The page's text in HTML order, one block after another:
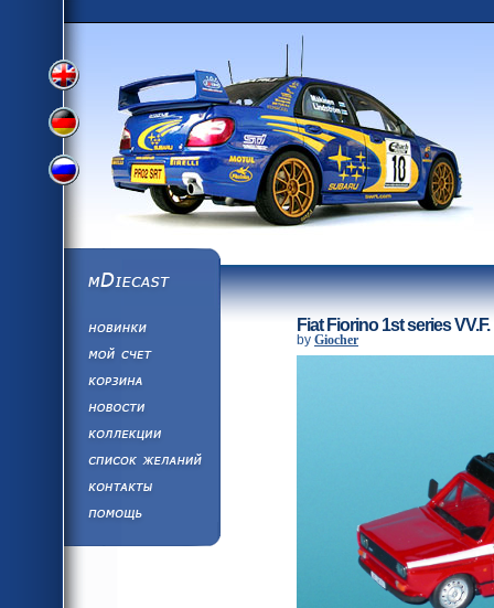
Переключить
английский
Переключить
немецкий
Переключить
русский
язык
mDiecast
Обновления
Список
Написать нам
Помощь/
Fiat Fiorino 1st series VV.F.
by Giocher